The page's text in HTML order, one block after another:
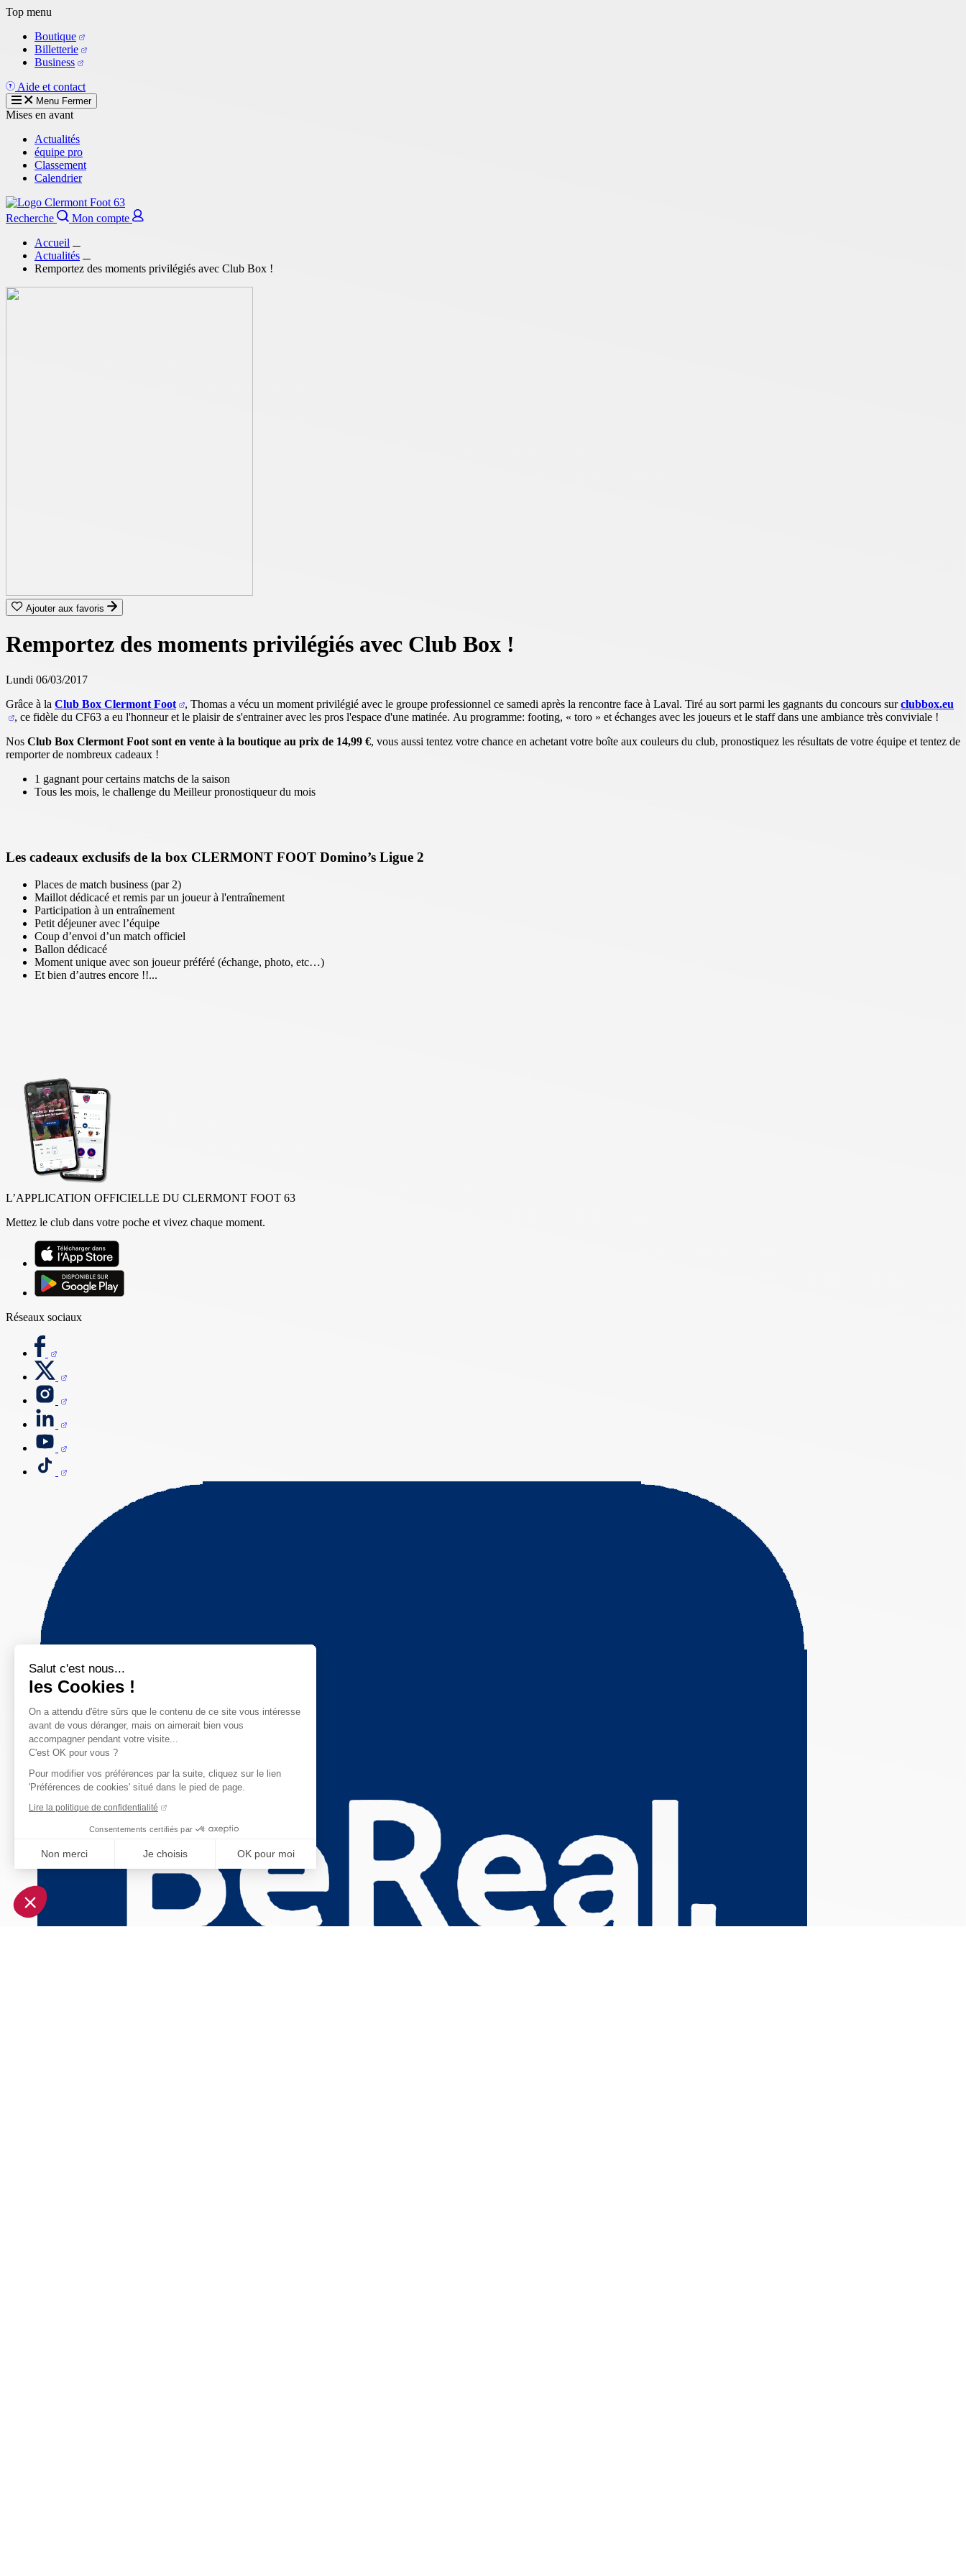
Salut c'est nous...
les Cookies !
On a attendu d'être sûrs que le contenu de ce site vous intéresse
avant de vous déranger, mais on aimerait bien vous
accompagner pendant votre visite...
C'est OK pour vous ?
Pour modifier vos préférences par la suite, cliquez sur le lien
'Préférences de cookies' situé dans le pied de page.
Lire la politique de confidentialité
Consentements certifiés par
Non merci Je choisis OK pour moi
Plateforme de Gestion du Consentement : Personnalisez vos Options
Notre plateforme vous permet d'adapter et de gérer vos paramètres de confidentialité, en garantissant la conformité avec les réglementations. Personnalisez vos préférences pour
Aller
contenu
principal
Top menu
Boutique
Billetterie
Business
Aide et contact
Menu Fermer
Mises en avant
Actualités
équipe pro
Classement
Calendrier
Recherche
Mon compte
Accueil
Actualités
Remportez des moments privilégiés avec Club Box !
Ajouter aux favoris
Remportez des moments privilégiés avec Club Box !
Lundi 06/03/2017
Grâce à la Club Box Clermont Foot , Thomas a vécu un moment privilégié avec le groupe professionnel ce samedi après la rencontre face à Laval. Tiré au sort parmi les gagnants du concours surclubbox.eu
, ce fidèle du CF63 a eu l'honneur et le plaisir de s'entrainer avec les pros l'espace d'une matinée. Au programme: footing, « toro » et échanges avec les joueurs et le staff dans une ambiance très conviviale !
Nos Club Box Clermont Foot sont en vente à la boutique au prix de 14,99 €, vous aussi tentez votre chance en achetant votre boîte aux couleurs du club, pronostiquez les résultats de votre équipe et tentez de
remporter de nombreux cadeaux !
1 gagnant pour certains matchs de la saison
Tous les mois, le challenge du Meilleur pronostiqueur du mois
Les cadeaux exclusifs de la box CLERMONT FOOT Domino’s Ligue 2
Places de match business (par 2)
Maillot dédicacé et remis par un joueur à l'entraînement
Participation à un entraînement
Petit déjeuner avec l’équipe
Coup d’envoi d’un match officiel
Ballon dédicacé
Moment unique avec son joueur préféré (échange, photo, etc…)
Et bien d’autres encore !!...
L’APPLICATION OFFICIELLE DU CLERMONT FOOT 63
Mettez le club dans votre poche et vivez chaque moment.
Réseaux sociaux